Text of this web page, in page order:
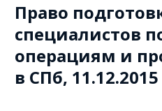
Право
специалистов
операциям и
в СПб, 11.12.2015